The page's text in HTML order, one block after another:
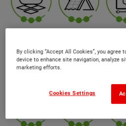
By clicking “Accept All Cookies”, you
device to enhance site navigation, analyze
marketing efforts.
Cookies Settings